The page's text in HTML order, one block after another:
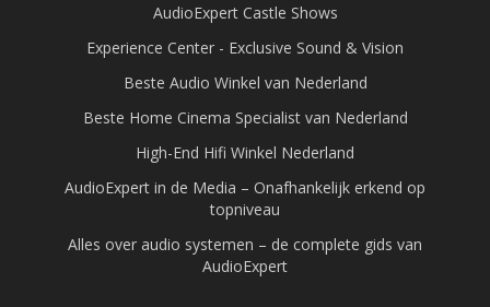
AudioExpert Castle Shows
Experience Center - Exclusive Sound & Vision
Beste Audio Winkel van Nederland
Beste Home Cinema Specialist van Nederland
High-End Hifi Winkel Nederland
AudioExpert in de Media – Onafhankelijk erkend op
topniveau
Alles over audio systemen – de complete gids van
AudioExpert